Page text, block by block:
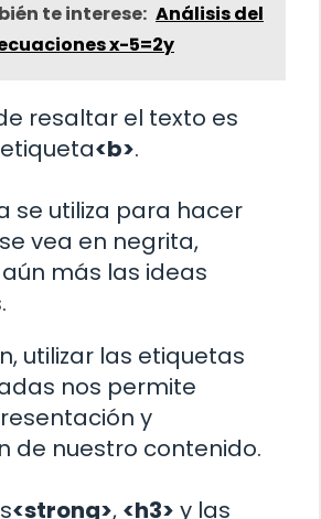
te interese: Análisis del
x-5=2y
resaltar el texto es
<b>.
se utiliza para hacer
vea en negrita,
más las ideas
utilizar las etiquetas
nos permite
y
de nuestro contenido.
<strong>, <h3> y las